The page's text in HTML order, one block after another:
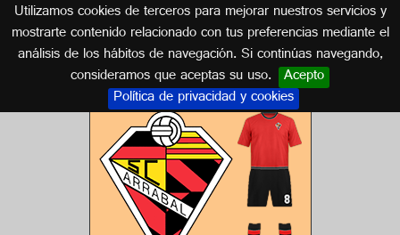
Utilizamos cookies de terceros para mejorar nuestros servicios y
mostrarte contenido relacionado con tus preferencias mediante el
análisis de los hábitos de navegación. Si continúas navegando,
consideramos que aceptas su uso. Acepto
Política de privacidad y cookies
Escudos de ISLAS BALEARES
ISLAS BALEARES